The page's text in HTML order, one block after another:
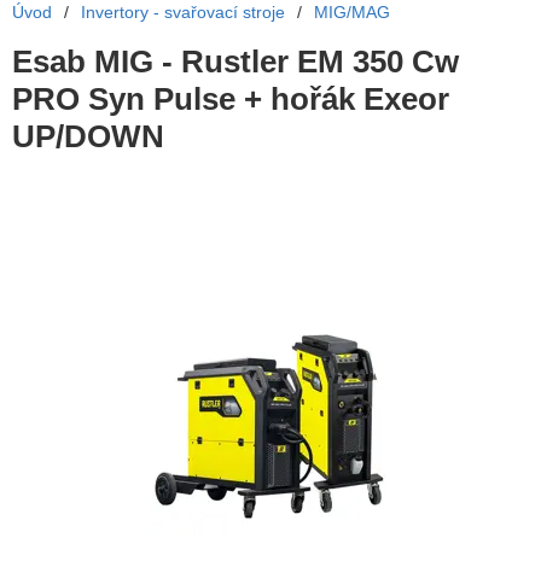
Úvod / Invertory - svařovací stroje / MIG/MAG
Esab MIG - Rustler EM 350 Cw
PRO Syn Pulse + hořák Exeor
UP/DOWN